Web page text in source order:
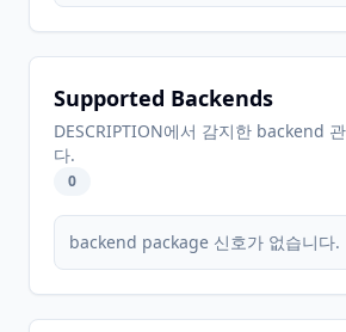
Supported Backends
DESCRIPTION에서 감지한 backend
다.
0
backend package 신호가 없습니다.